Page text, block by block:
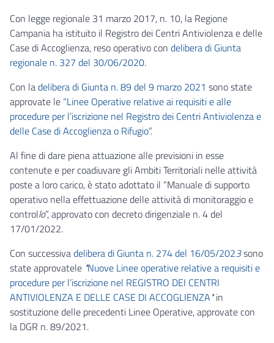
Con legge regionale 31 marzo 2017, n. 10, la Regione
Campania ha istituito il Registro dei Centri Antiviolenza e delle
Case di Accoglienza, reso operativo con delibera di Giunta
regionale n. 327 del 30/06/2020.
Con ladelibera di Giunta n. 89 del 9 marzo 2021 sono state
approvate le “Linee Operative relative ai requisiti e alle
procedure per l’iscrizione nel Registro dei Centri Antiviolenza e
delle Case di Accoglienza o Rifugio”.
Al fine di dare piena attuazione alle previsioni in esse
contenute e per coadiuvare gli Ambiti Territoriali nelle attività
poste a loro carico, è stato adottato il “Manuale di supporto
operativo nella effettuazione delle attività di monitoraggio e
controllo”, approvato con decreto dirigenziale n. 4 del
17/01/2022.
Con successivadelibera di Giunta n. 274 del 16/05/2023sono
state approvatele "Nuove Linee operative relative a requisiti e
procedure per l’iscrizione nel REGISTRO DEI CENTRI
ANTIVIOLENZA E DELLE CASE DI ACCOGLIENZA"in
sostituzione delle precedenti Linee Operative, approvate con
la DGR n. 89/2021.